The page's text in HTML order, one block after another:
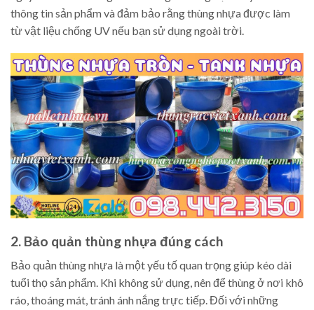
thông tin sản phẩm và đảm bảo rằng thùng nhựa được làm
từ vật liệu chống UV nếu bạn sử dụng ngoài trời.
2. Bảo quản thùng nhựa đúng cách
Bảo quản thùng nhựa là một yếu tố quan trọng giúp kéo dài
tuổi thọ sản phẩm. Khi không sử dụng, nên để thùng ở nơi khô
ráo, thoáng mát, tránh ánh nắng trực tiếp. Đối với những